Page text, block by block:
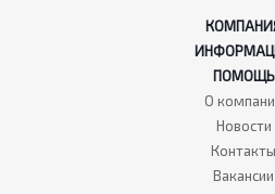
ПОМОЩЬ
О
Новости
Контакты
Вакансии